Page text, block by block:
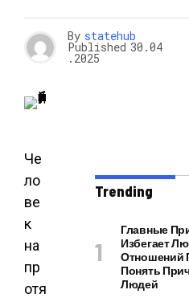
By statehub
Published 30.04
.2025
Че
ло
ве
к
на
пр
отя
Trending
Главные
Избегает
Отношений
Понять
Людей